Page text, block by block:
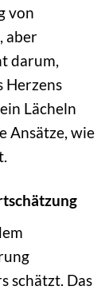
von
aber
darum,
Herzens
Lächeln
Ansätze, wie
schätzt. Das